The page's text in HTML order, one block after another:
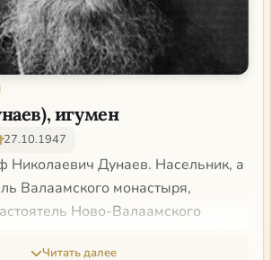
игумен
27.10.1947
Николаевич Дунаев. Насельник, а
Валаамского монастыря,
Ново-Валаамского
Читать далее